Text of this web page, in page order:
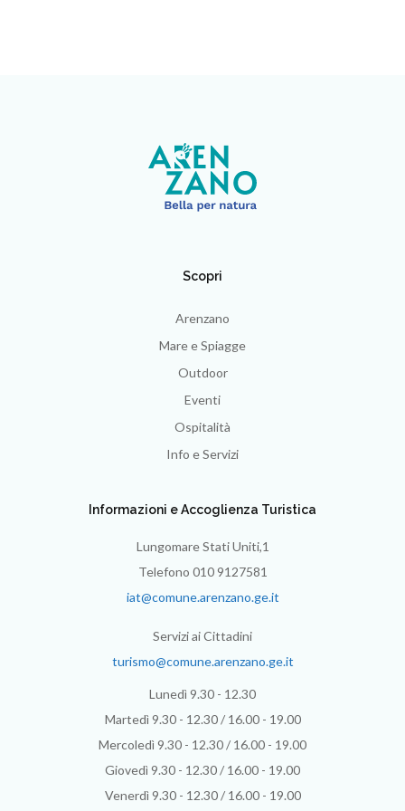
Scopri
Arenzano
Mare e Spiagge
Outdoor
Eventi
Ospitalità
Info e Servizi
Informazioni e Accoglienza Turistica
Lungomare Stati Uniti,1
Telefono 010 9127581
iat@comune.arenzano.ge.it
Servizi ai Cittadini
turismo@comune.arenzano.ge.it
Lunedì 9.30 - 12.30
Martedì 9.30 - 12.30 / 16.00 - 19.00
Mercoledì 9.30 - 12.30 / 16.00 - 19.00
Giovedì 9.30 - 12.30 / 16.00 - 19.00
Venerdì 9.30 - 12.30 / 16.00 - 19.00